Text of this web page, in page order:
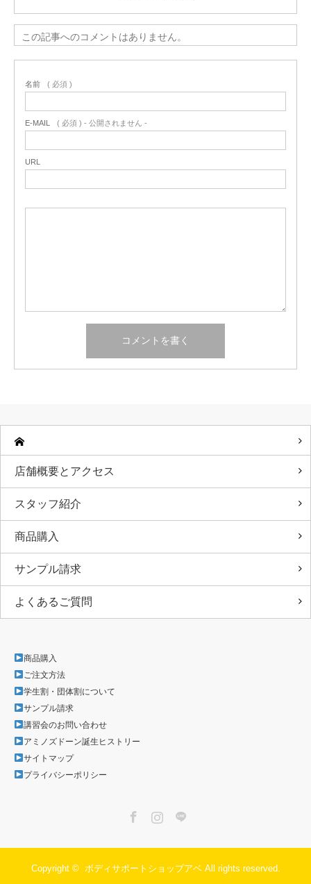
この記事へのコメントはありません。
名前 ( 必須 )
E-MAIL ( 必須 ) - 公開されません -
URL
店舗概要とアクセス
スタッフ紹介
商品購入
サンプル請求
よくあるご質問
商品購入
ご注文方法
学生割・団体割について
サンプル請求
講習会のお問い合わせ
アミノズドーン誕生ヒストリー
サイトマップ
プライバシーポリシー
Copyright © ボディサポートショップアベAll rights reserved.